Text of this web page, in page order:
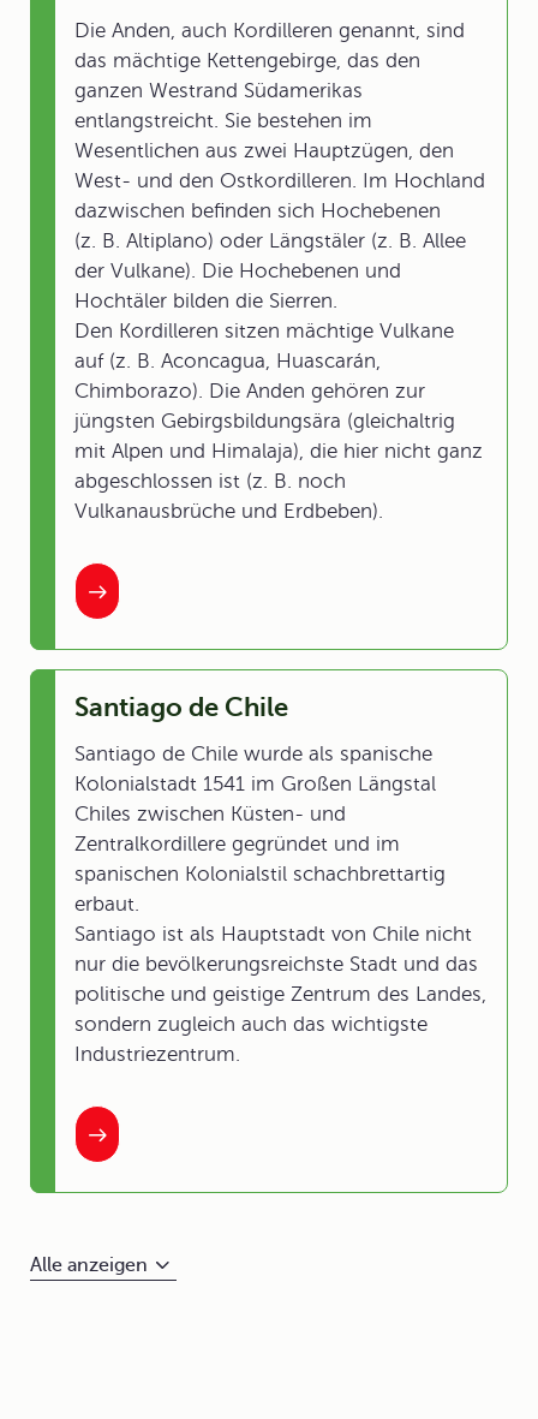
Die Anden, auch Kordilleren genannt, sind
das mächtige Kettengebirge, das den
ganzen Westrand Südamerikas
entlangstreicht. Sie bestehen im
Wesentlichen aus zwei Hauptzügen, den
West- und den Ostkordilleren. Im Hochland
dazwischen befinden sich Hochebenen
(z. B. Altiplano) oder Längstäler (z. B. Allee
der Vulkane). Die Hochebenen und
Hochtäler bilden die Sierren.
Den Kordilleren sitzen mächtige Vulkane
auf (z. B. Aconcagua, Huascarán,
Chimborazo). Die Anden gehören zur
jüngsten Gebirgsbildungsära (gleichaltrig
mit Alpen und Himalaja), die hier nicht ganz
abgeschlossen ist (z. B. noch
Vulkanausbrüche und Erdbeben).
Santiago de Chile
Santiago de Chile wurde als spanische
Kolonialstadt 1541 im Großen Längstal
Chiles zwischen Küsten- und
Zentralkordillere gegründet und im
spanischen Kolonialstil schachbrettartig
erbaut.
Santiago ist als Hauptstadt von Chile nicht
nur die bevölkerungsreichste Stadt und das
politische und geistige Zentrum des Landes,
sondern zugleich auch das wichtigste
Industriezentrum.
Alle anzeigen